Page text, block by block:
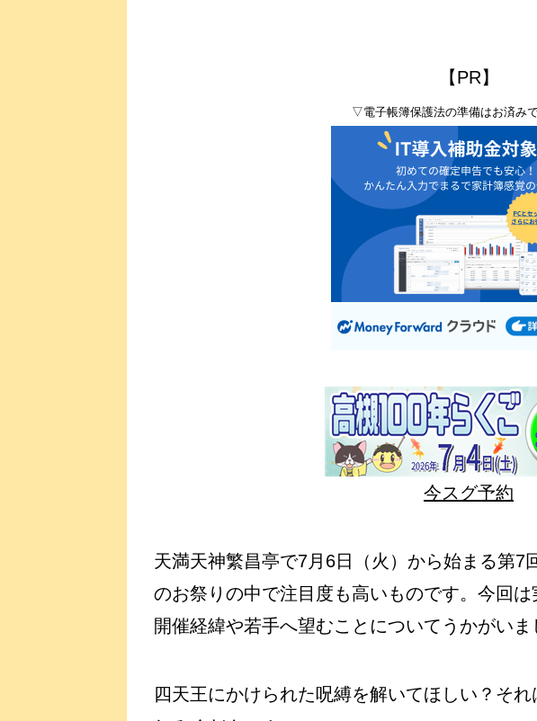
【PR】
▽電子帳簿保護法の準備はお済み
今スグ予約
天満天神繁昌亭で7月6日（火）から始まる第7
のお祭りの中で注目度も高いものです。今回は
開催経緯や若手へ望むことについてうかがいま
四天王にかけられた呪縛を解いてほしい？そ